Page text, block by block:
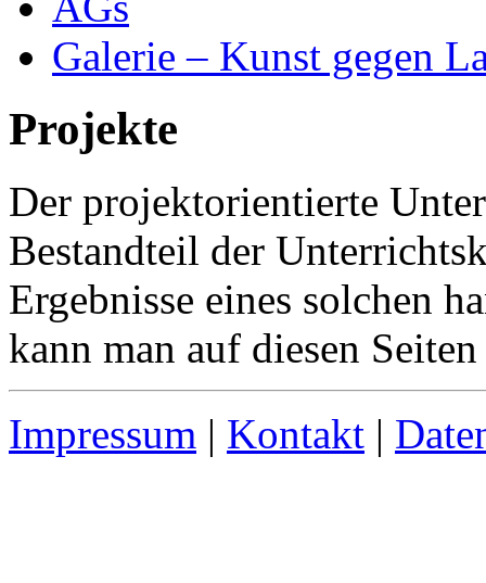
Galerie – Kunst gegen
Projekte
Der projektorientierte
Bestandteil der
Ergebnisse eines solchen
kann man auf diesen
Impressum | Kontakt |